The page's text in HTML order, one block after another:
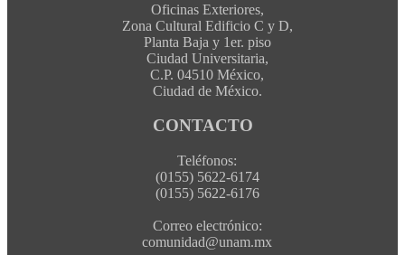
Oficinas Exteriores,
Zona Cultural Edificio C y D,
Planta Baja y 1er. piso
Ciudad Universitaria,
C.P. 04510 México,
Ciudad de México.
CONTACTO
Teléfonos:
(0155) 5622-6174
(0155) 5622-6176
Correo electrónico:
comunidad@unam.mx